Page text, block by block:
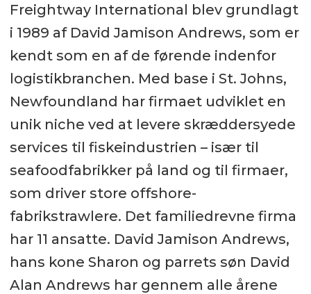
Freightway International blev grundlagt
i 1989 af David Jamison Andrews, som er
kendt som en af de førende indenfor
logistikbranchen. Med base i St. Johns,
Newfoundland har firmaet udviklet en
unik niche ved at levere skræddersyede
services til fiskeindustrien – især til
seafoodfabrikker på land og til firmaer,
som driver store offshore-
fabrikstrawlere. Det familiedrevne firma
har 11 ansatte. David Jamison Andrews,
hans kone Sharon og parrets søn David
Alan Andrews har gennem alle årene